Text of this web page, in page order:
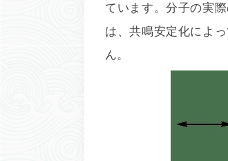
ています。分子の実
は、共鳴安定化によ
ん。